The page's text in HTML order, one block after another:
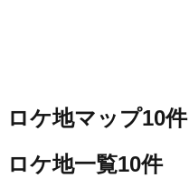
ロケ地マップ10件
ロケ地一覧10件